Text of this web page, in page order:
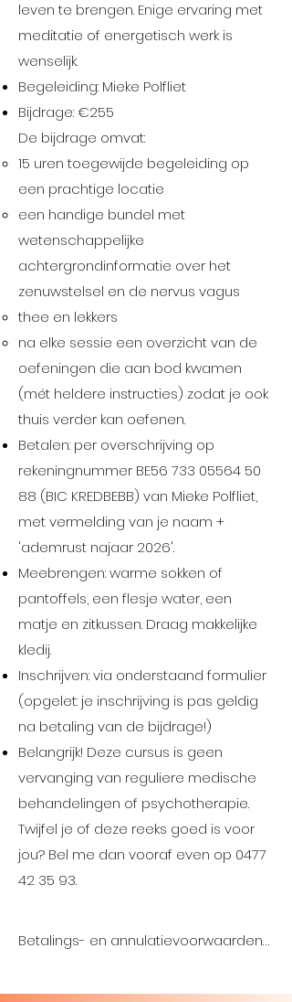
leven te brengen. Enige ervaring met
meditatie of energetisch werk is
wenselijk.
Begeleiding: Mieke Polfliet
Bijdrage: €255
De bijdrage omvat:
15 uren toegewijde begeleiding op
een prachtige locatie
een handige bundel met
wetenschappelijke
achtergrondinformatie over het
zenuwstelsel en de nervus vagus
thee en lekkers
na elke sessie een overzicht van de
oefeningen die aan bod kwamen
(mét heldere instructies) zodat je ook
thuis verder kan oefenen.
Betalen: per overschrijving op
rekeningnummer BE56 733 05564 50
88 (BIC KREDBEBB) van Mieke Polfliet,
met vermelding van je naam +
'ademrust najaar 2026'.
Meebrengen: warme sokken of
pantoffels, een flesje water, een
matje en zitkussen. Draag makkelijke
kledij.
Inschrijven: via onderstaand formulier
(opgelet: je inschrijving is pas geldig
na betaling van de bijdrage!)
Belangrijk! Deze cursus is geen
vervanging van reguliere medische
behandelingen of psychotherapie.
Twijfel je of deze reeks goed is voor
jou? Bel me dan vooraf even op 0477
42 35 93.
Betalings- en annulatievoorwaarden